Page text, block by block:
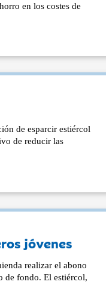
en los costes de
de esparcir estiércol
de reducir las
jóvenes
realizar el abono
de fondo. El estiércol,